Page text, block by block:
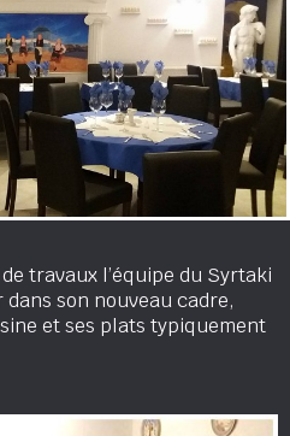
travaux l’équipe du Syrtaki
son nouveau cadre,
et ses plats typiquement